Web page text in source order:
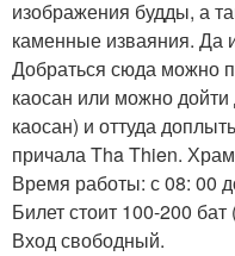
изображения будды, а
каменные изваяния. Да
Добраться сюда можно
каосан или можно
каосан) и оттуда
причала Tha Thien.
Время работы: с 08: 00
Билет стоит 100-200
Вход свободный.